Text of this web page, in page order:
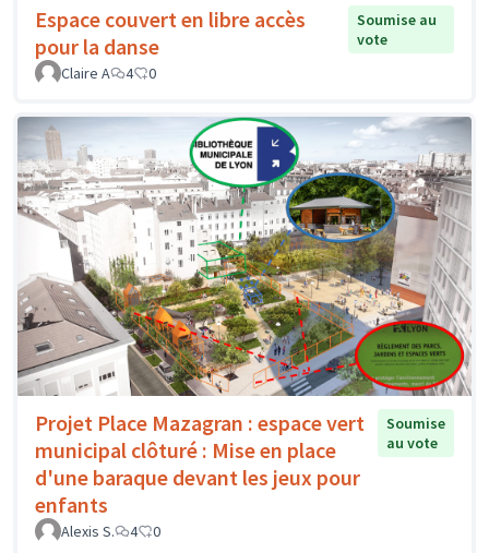
Espace couvert en libre accès
pour la danse
Soumise au
vote
Claire A
4 0
Projet Place Mazagran : espace vert
municipal clôturé : Mise en place
d'une baraque devant les jeux pour
enfants
Soumise
au vote
Alexis S. 4 0